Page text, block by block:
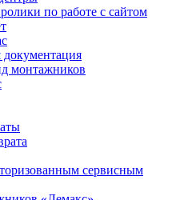
по работе с сайтом
документация
монтажников
сервисным